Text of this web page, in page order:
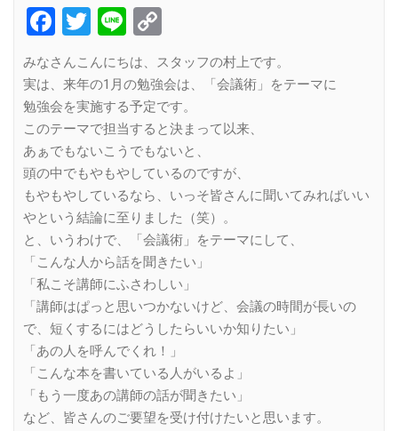
Facebook
Twitter
Line
Link
みなさんこんにちは、スタッフの村上です。
実は、来年の1月の勉強会は、「会議術」をテーマに
勉強会を実施する予定です。
このテーマで担当すると決まって以来、
あぁでもないこうでもないと、
頭の中でもやもやしているのですが、
もやもやしているなら、いっそ皆さんに聞いてみればいい
やという結論に至りました（笑）。
と、いうわけで、「会議術」をテーマにして、
「こんな人から話を聞きたい」
「私こそ講師にふさわしい」
「講師はぱっと思いつかないけど、会議の時間が長いの
で、短くするにはどうしたらいいか知りたい」
「あの人を呼んでくれ！」
「こんな本を書いている人がいるよ」
「もう一度あの講師の話が聞きたい」
など、皆さんのご要望を受け付けたいと思います。